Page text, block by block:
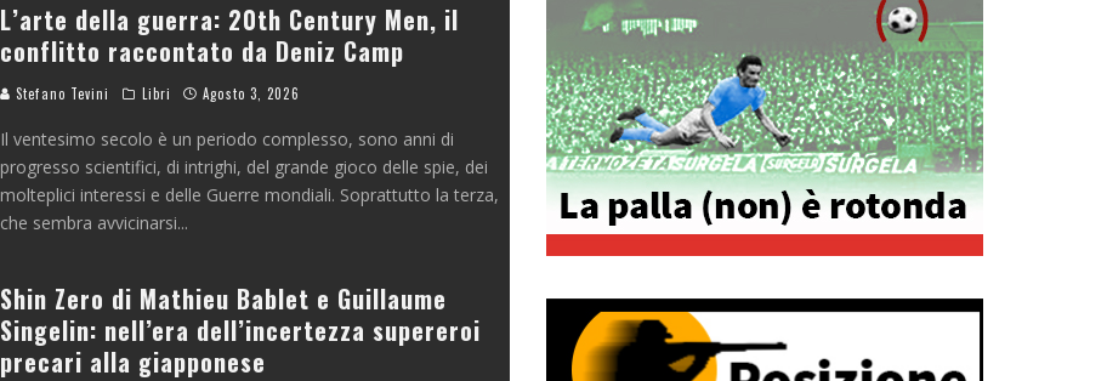
L’arte della guerra: 20th Century Men, il
conflitto raccontato da Deniz Camp
Stefano Tevini Libri Agosto 3, 2026
Il ventesimo secolo è un periodo complesso, sono anni di
progresso scientifici, di intrighi, del grande gioco delle spie, dei
molteplici interessi e delle Guerre mondiali. Soprattutto la terza,
che sembra avvicinarsi...
Shin Zero di Mathieu Bablet e Guillaume
Singelin: nell’era dell’incertezza supereroi
precari alla giapponese